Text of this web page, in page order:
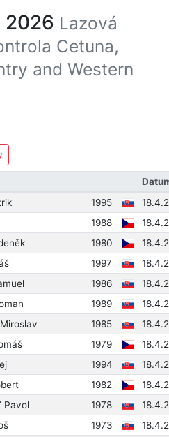
2026 Lazová
Cetuna,
and Western
1995
1988
1980
1997
1986
1989
1985
1979
1994
1982
Pavol 1978
1973